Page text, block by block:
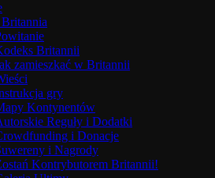
Britannii
zamieszkać w Britannii
gry
Kontynentów
Reguły i Dodatki
i Donacje
i Nagrody
Kontrybutorem Britannii!